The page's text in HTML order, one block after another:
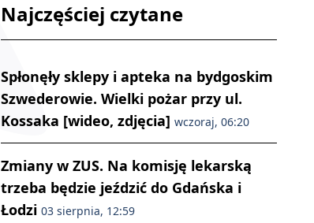
Najczęściej czytane
Spłonęły sklepy i apteka na bydgoskim
Szwederowie. Wielki pożar przy ul.
Kossaka [wideo, zdjęcia] wczoraj, 06:20
Zmiany w ZUS. Na komisję lekarską
trzeba będzie jeździć do Gdańska i
Łodzi 03 sierpnia, 12:59